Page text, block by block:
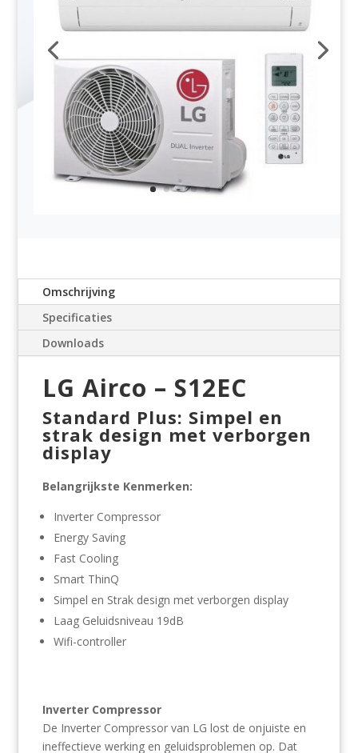
Omschrijving
Specificaties
Downloads
LG Airco – S12EC
Standard Plus: Simpel en
strak design met verborgen
display
Belangrijkste Kenmerken:
Inverter Compressor
Energy Saving
Fast Cooling
Smart ThinQ
Simpel en Strak design met verborgen display
Laag Geluidsniveau 19dB
Wifi-controller
Inverter Compressor
De Inverter Compressor van LG lost de onjuiste en
ineffectieve werking en geluidsproblemen op. Dat